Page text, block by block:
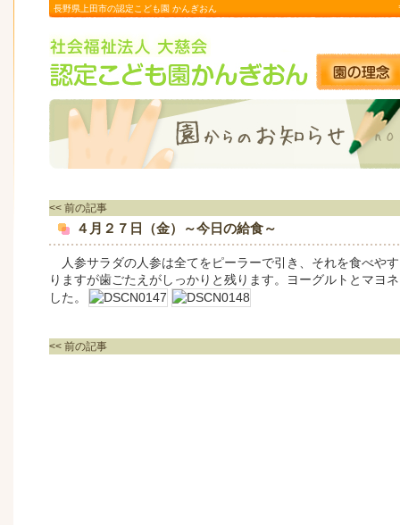
長野県上田市の認定こども園 かんぎおん
<< 前の記事
４月２７日（金）～今日の給食～
人参サラダの人参は全てをピーラーで引き、それを食べや
りますが歯ごたえがしっかりと残ります。ヨーグルトとマヨ
した。
<< 前の記事